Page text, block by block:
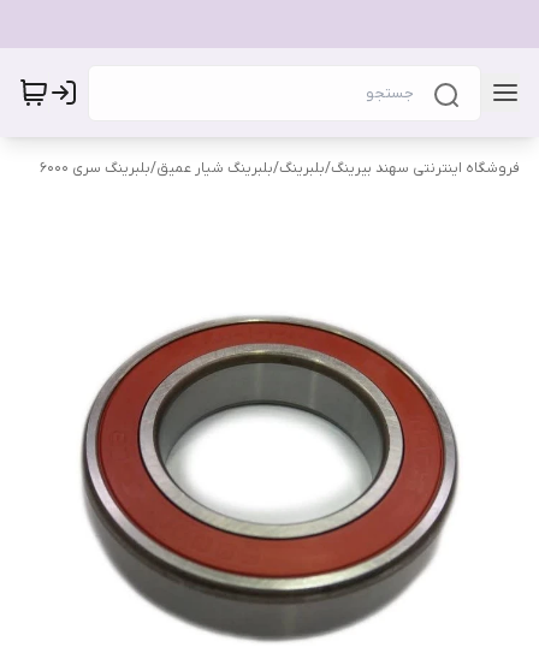
فروشگاه اینترنتی سهند بیرینگ/بلبرینگ/بلبرینگ شیار عمیق/بلبرینگ سری 6000